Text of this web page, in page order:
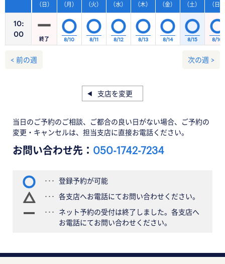
10:
00
（日） （月） （火） （水） （木） （金） （土）
終了 8/10 8/11 8/12 8/13 8/14 8/15
（日）
8/16
< 前の週 次の週 >
支店を変更
当日のご予約のご相談、ご都合の良い日がない場合、ご予約の
変更・キャンセルは、担当支店に直接お電話ください。
お問い合わせ先： 050-1742-7234
登録予約が可能
各支店へお電話にてお問い合わせください。
ネット予約の受付は終了しました。各支店へ
お電話にてお問い合わせください。